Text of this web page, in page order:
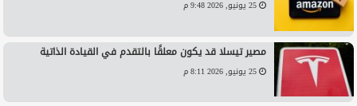
25 يونيو, 2026 9:48 م
مصير تيسلا قد يكون معلقًا بالتقدم في القيادة الذاتية
25 يونيو, 2026 8:11 م